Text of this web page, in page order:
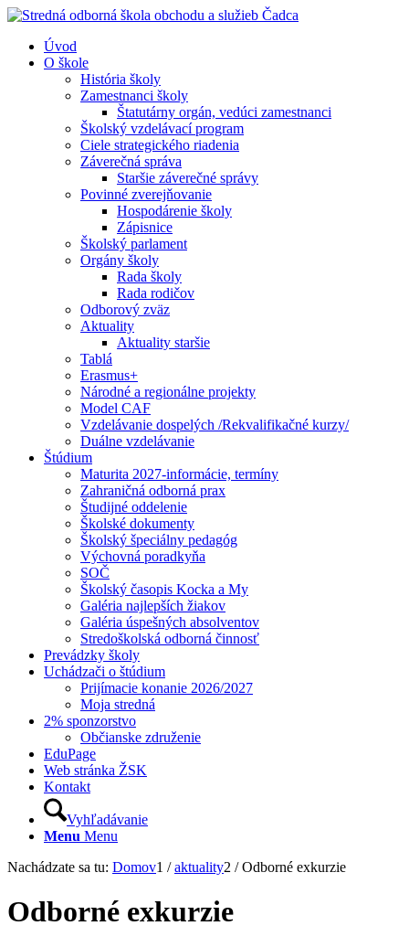
Úvod
O škole
História školy
Zamestnanci školy
Štatutárny orgán, vedúci zamestnanci
Školský vzdelávací program
Ciele strategického riadenia
Záverečná správa
Staršie záverečné správy
Povinné zverejňovanie
Hospodárenie školy
Zápisnice
Školský parlament
Orgány školy
Rada školy
Rada rodičov
Odborový zväz
Aktuality
Aktuality staršie
Tablá
Erasmus+
Národné a regionálne projekty
Model CAF
Vzdelávanie dospelých /Rekvalifikačné kurzy/
Duálne vzdelávanie
Štúdium
Maturita 2027-informácie, termíny
Zahraničná odborná prax
Študijné oddelenie
Školské dokumenty
Školský špeciálny pedagóg
Výchovná poradkyňa
SOČ
Školský časopis Kocka a My
Galéria najlepších žiakov
Galéria úspešných absolventov
Stredoškolská odborná činnosť
Prevádzky školy
Uchádzači o štúdium
Prijímacie konanie 2026/2027
Moja stredná
2% sponzorstvo
Občianske združenie
EduPage
Web stránka ŽSK
Kontakt
Vyhľadávanie
Menu Menu
Nachádzate sa tu: Domov1 / aktuality2 / Odborné exkurzie
Odborné exkurzie